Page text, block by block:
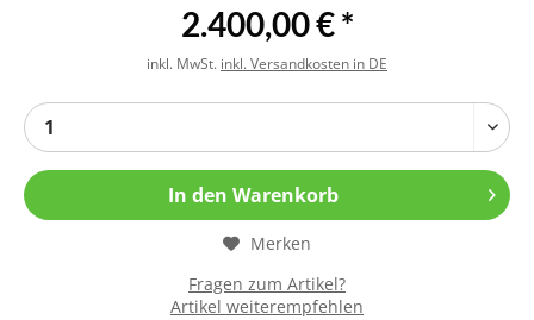
2.400,00 € *
inkl. MwSt. inkl. Versandkosten in DE
In den Warenkorb
Merken
Fragen zum Artikel?
Artikel weiterempfehlen